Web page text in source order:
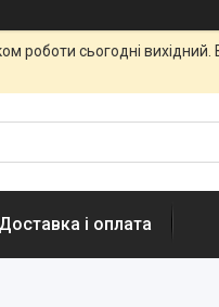
роботи сьогодні
Доставка і оплата